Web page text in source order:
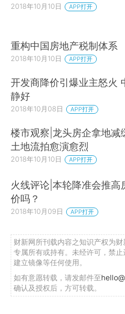
2018年10月10日 APP打开
重构中国房地产税制体系
2018年10月10日 APP打开
开发商降价引爆业主怒火
静好
2018年10月08日 APP打开
楼市观察|龙头房企拿地减
土地流拍愈演愈烈
2018年10月10日 APP打开
火线评论|本轮降准会推高
价吗？
2018年10月09日 APP打开
财新网所刊载内容之知识产权为
专属所有或持有。未经许可，禁
建立镜像等任何使用。
如有意愿转载，请发邮件至
确认及授权后，方可转载。